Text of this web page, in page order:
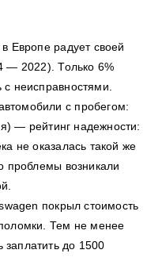
Европе радует своей
— 2022). Только 6%
с неисправностями.
с пробегом:
— рейтинг надежности:
не оказалась такой же
проблемы возникали
покрыл стоимость
Тем не менее
до 1500